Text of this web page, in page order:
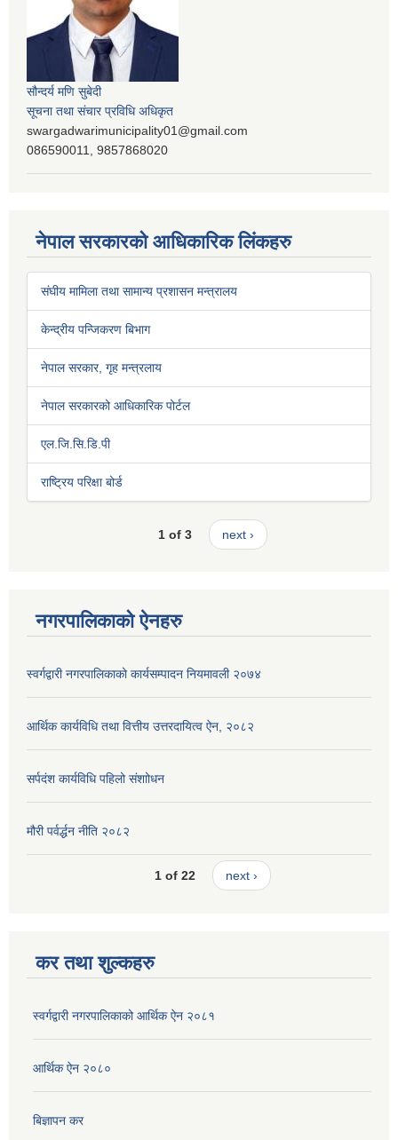
सौन्दर्य मणि सुबेदी
सूचना तथा संचार प्रविधि अधिकृत
swargadwarimunicipality01@gmail.com
086590011, 9857868020
नेपाल सरकारको आधिकारिक लिंकहरु
संघीय मामिला तथा सामान्य प्रशासन मन्त्रालय
केन्द्रीय पन्जिकरण बिभाग
नेपाल सरकार, गृह मन्त्रलाय
नेपाल सरकारको आधिकारिक पोर्टल
एल.जि.सि.डि.पी
राष्ट्रिय परिक्षा बोर्ड
1 of 3 next ›
नगरपालिकाको ऐनहरु
स्वर्गद्वारी नगरपालिकाको कार्यसम्पादन नियमावली २०७४
आर्थिक कार्यविधि तथा वित्तीय उत्तरदायित्व ऐन, २०८२
सर्पदंश कार्यविधि पहिलो संशाोधन
मौरी पर्वर्द्धन नीति २०८२
1 of 22 next ›
कर तथा शुल्कहरु
स्वर्गद्वारी नगरपालिकाको आर्थिक ऐन २०८१
आर्थिक ऐन २०८०
बिज्ञापन कर